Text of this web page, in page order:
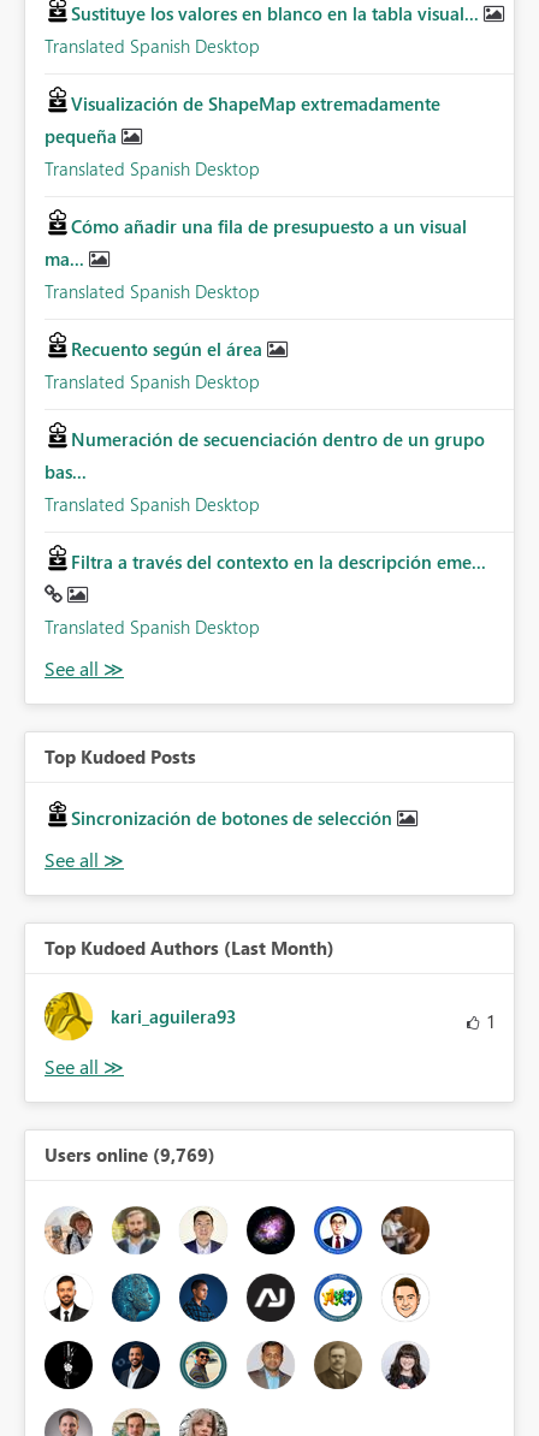
Sustituye los valores en blanco en la tabla visual...
Translated Spanish Desktop
Visualización de ShapeMap extremadamente
pequeña
Translated Spanish Desktop
Cómo añadir una fila de presupuesto a un visual
ma...
Translated Spanish Desktop
Recuento según el área
Translated Spanish Desktop
Numeración de secuenciación dentro de un grupo
bas...
Translated Spanish Desktop
Filtra a través del contexto en la descripción eme...
Translated Spanish Desktop
Top Kudoed Posts
Sincronización de botones de selección
Top Kudoed Authors (Last Month)
kari_aguilera93 1
Users online (9,769)